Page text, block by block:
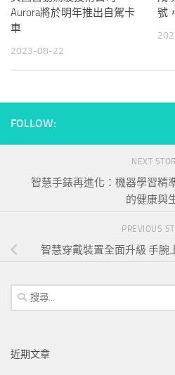
Aurora將於明年推出自駕卡
車
2023-08-22
號
FOLLOW:
NEXT
智慧手錶再進化：機器學習精
的健康與
PREVIOUS
智慧穿戴裝置全面升級 手腕
搜
尋
字:
近期文章